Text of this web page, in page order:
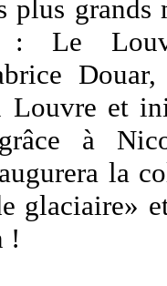
plus grands
: Le
Louvre et
à
la
glaciaire»
!